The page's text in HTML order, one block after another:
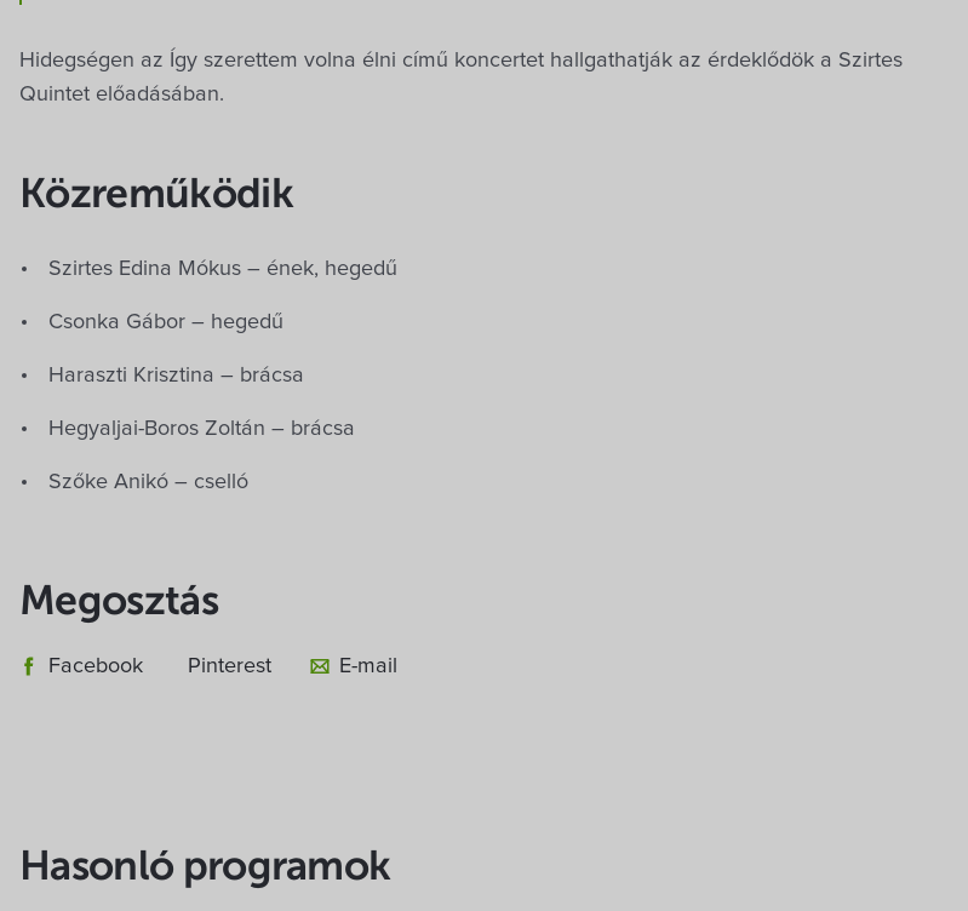
Hidegségen az Így szerettem volna élni című koncertet hallgathatják az érdeklődök a Szirtes
Quintet előadásában.
Közreműködik
Szirtes Edina Mókus – ének, hegedű
Csonka Gábor – hegedű
Haraszti Krisztina – brácsa
Hegyaljai-Boros Zoltán – brácsa
Szőke Anikó – cselló
Megosztás
Facebook Pinterest E-mail
Hasonló programok